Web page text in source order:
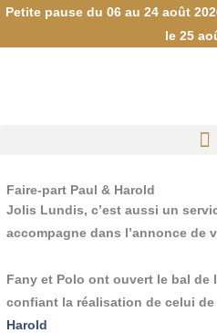
Aller
Petite pause du 06 au 24 août
le 25
Faire-part Paul & Harold
Jolis Lundis, c’est aussi un
accompagne dans l’annonce de
Fany et Polo ont ouvert le bal de
confiant la réalisation de celui de
Harold